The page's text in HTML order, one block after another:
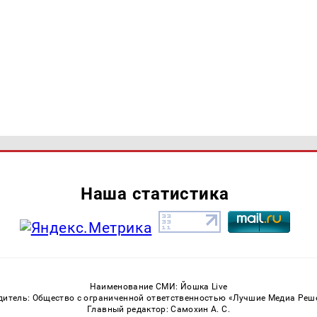
Наша статистика
Наименование СМИ: Йошка Live
Общество с ограниченной ответственностью «Лучшие Медиа
Главный редактор: Самохин А. С.